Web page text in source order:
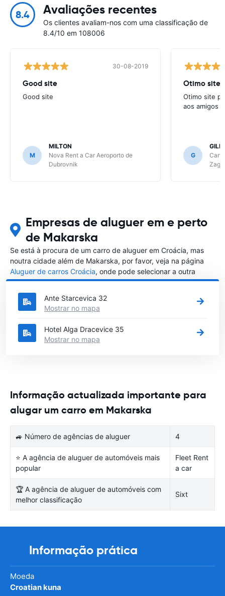
8.4 Avaliações recentes
Os clientes avaliam-nos com uma classificação de
8.4/10 em 108006
30-08-2019
Good site
Good site
M
MILTON
Nova Rent a Car Aeroporto de
Dubrovnik
Otimo site
aos amigos
G
Empresas de aluguer em e perto
de Makarska
Se está à procura de um carro de aluguer em Croácia, mas
noutra cidade além de Makarska, por favor, veja na página
Aluguer de carros Croácia, onde pode selecionar a outra
cidade em Croácia que gostaria de alugar um carro
Ante Starcevica 32
Mostrar no mapa
Hotel Alga Dracevice 35
Mostrar no mapa
Informação actualizada importante para
alugar um carro em Makarska
🚙 Número de agências de aluguer 4
⭐ A agência de aluguer de automóveis mais
popular
Fleet Rent
a car
🏆 A agência de aluguer de automóveis com
melhor classificação
Sixt
Informação prática
Moeda
Croatian kuna